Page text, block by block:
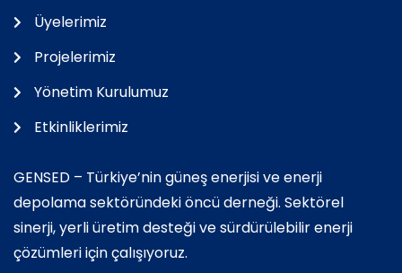
Üyelerimiz
Projelerimiz
Yönetim Kurulumuz
Etkinliklerimiz
GENSED – Türkiye’nin güneş enerjisi ve enerji
depolama sektöründeki öncü derneği. Sektörel
sinerji, yerli üretim desteği ve sürdürülebilir enerji
çözümleri için çalışıyoruz.